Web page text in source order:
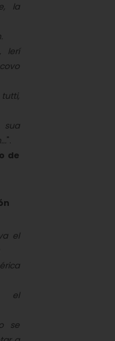
la
lerí
".
de
el
el
se